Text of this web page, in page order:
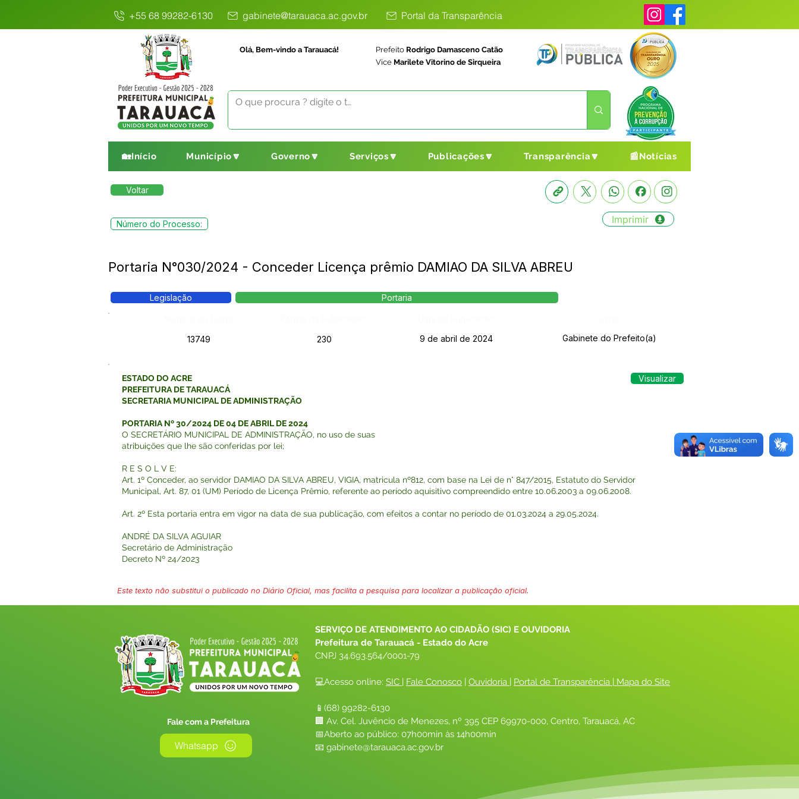
+55 68 99282-6130 gabinete@tarauaca.ac.gov.br Portal da Transparência
Olá, Bem-vindo a Tarauacá! Prefeito Rodrigo Damasceno Catão
Vice Marilete Vitorino de Sirqueira
🏡Início Município🔽 Governo🔽 Serviços🔽 Publicações🔽 Transparência🔽 📰Notícias
Voltar
Número do Processo: Imprimir
Portaria N°030/2024 - Conceder Licença prêmio DAMIAO DA SILVA ABREU
Legislação Portaria
13749
230 9 de abril de 2024 Gabinete do Prefeito(a)
ESTADO DO ACRE
PREFEITURA DE TARAUACÁ
SECRETARIA MUNICIPAL DE ADMINISTRAÇÃO
PORTARIA Nº 30/2024 DE 04 DE ABRIL DE 2024
O SECRETÁRIO MUNICIPAL DE ADMINISTRAÇÃO, no uso de suas
atribuições que lhe são conferidas por lei;
R E S O L V E:
Art. 1º Conceder, ao servidor DAMIAO DA SILVA ABREU, VIGIA, matricula nº812, com base na Lei de n° 847/2015, Estatuto do Servidor
Municipal, Art. 87, 01 (UM) Período de Licença Prêmio, referente ao período aquisitivo compreendido entre 10.06.2003 a 09.06.2008.
Art. 2º Esta portaria entra em vigor na data de sua publicação, com efeitos a contar no período de 01.03.2024 a 29.05.2024.
ANDRÉ DA SILVA AGUIAR
Secretário de Administração
Decreto Nº 24/2023
Visualizar
Este texto não substitui o publicado no Diário Oficial, mas facilita a pesquisa para localizar a publicação oficial.
Fale com a Prefeitura
Whatsapp
SERVIÇO DE ATENDIMENTO AO CIDADÃO (SIC) E OUVIDORIA
Prefeitura de Tarauacá - Estado do Acre
CNPJ 34.693.564/0001-79
💻Acesso online: SIC | Fale Conosco | Ouvidoria | Portal de Transparência | Mapa do Site
📱(68) 99282-6130
🏢 Av. Cel. Juvêncio de Menezes, nº 395 CEP 69970-000, Centro, Tarauacá, AC
📅Aberto ao público: 07h00min às 14h00min
📧 gabinete@tarauaca.ac.gov.br